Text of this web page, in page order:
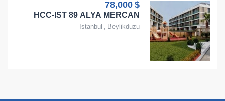
$ 78,000
HCC-IST 89 ALYA MERCAN
Istanbul , Beylikduzu